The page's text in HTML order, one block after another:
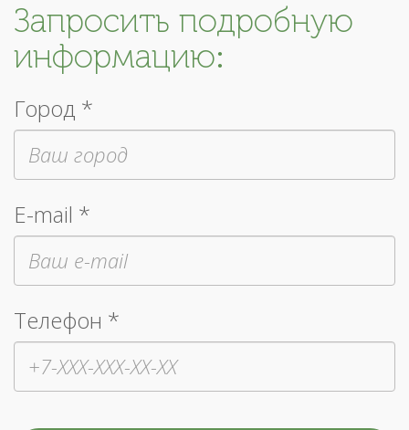
Запросить подробную
информацию:
Город *
E-mail *
Телефон *